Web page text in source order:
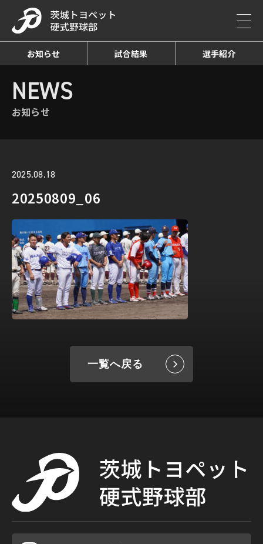
お知らせ 試合結果 選手紹介
HOME お知らせ詳細
NEWS
お知らせ
2025.08.18
20250809_06
一覧へ戻る